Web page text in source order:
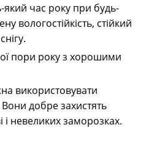
який час року при будь-
вологостійкість, стійкий
пори року з хорошими
використовувати
Вони добре захистять
і невеликих заморозках.